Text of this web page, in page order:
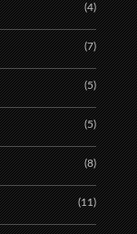
(4)
(7)
(5)
(5)
(8)
(11)